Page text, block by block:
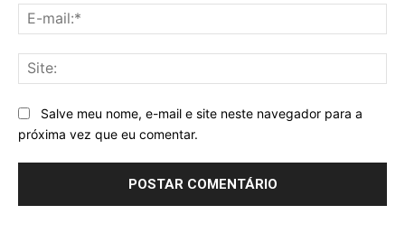
Salve meu nome, e-mail e site neste navegador para a
próxima vez que eu comentar.